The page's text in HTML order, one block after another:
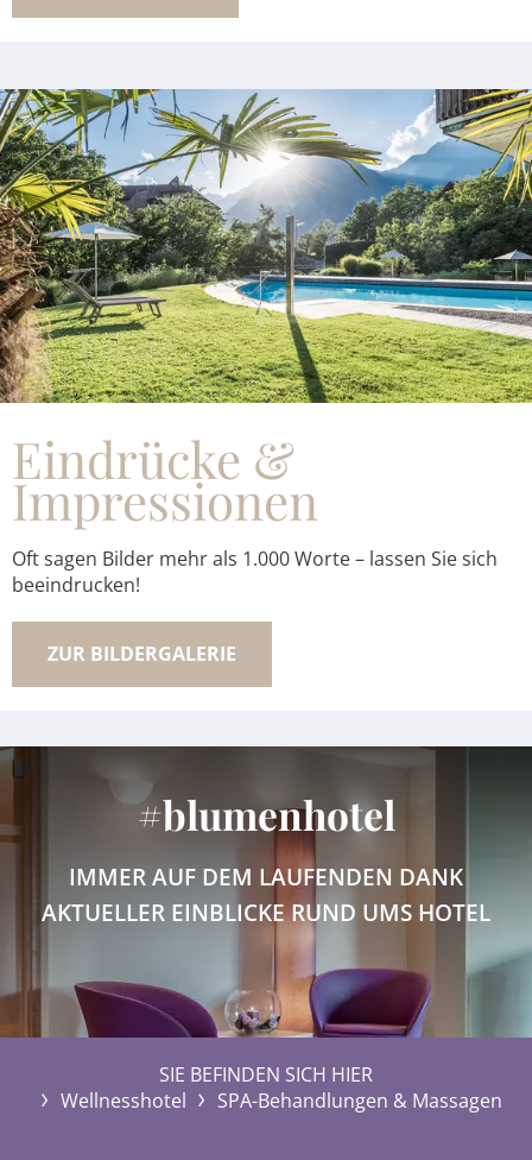
Eindrücke &
Impressionen
Oft sagen Bilder mehr als 1.000 Worte – lassen Sie sich
beeindrucken!
ZUR BILDERGALERIE
#blumenhotel
IMMER AUF DEM LAUFENDEN DANK
AKTUELLER EINBLICKE RUND UMS HOTEL
SIE BEFINDEN SICH HIER
Wellnesshotel
SPA-Behandlungen & Massagen